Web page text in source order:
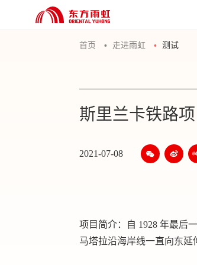
首页 走进雨虹 测试
斯里兰卡铁路项
2021-07-08
项目简介：自 1928 年最后
马塔拉沿海岸线一直向东延